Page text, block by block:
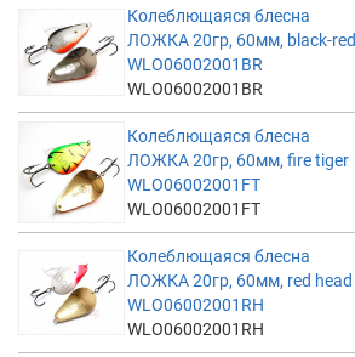
Колеблющаяся блесна
ЛОЖКА 20гр, 60мм, black-red
WLO06002001BR
WLO06002001BR
Колеблющаяся блесна
ЛОЖКА 20гр, 60мм, fire tiger
WLO06002001FT
WLO06002001FT
Колеблющаяся блесна
ЛОЖКА 20гр, 60мм, red head
WLO06002001RH
WLO06002001RH